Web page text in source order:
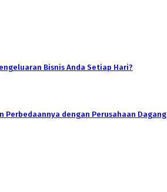
Bisnis Anda Setiap Hari?
Perbedaannya dengan Perusahaan Dagang